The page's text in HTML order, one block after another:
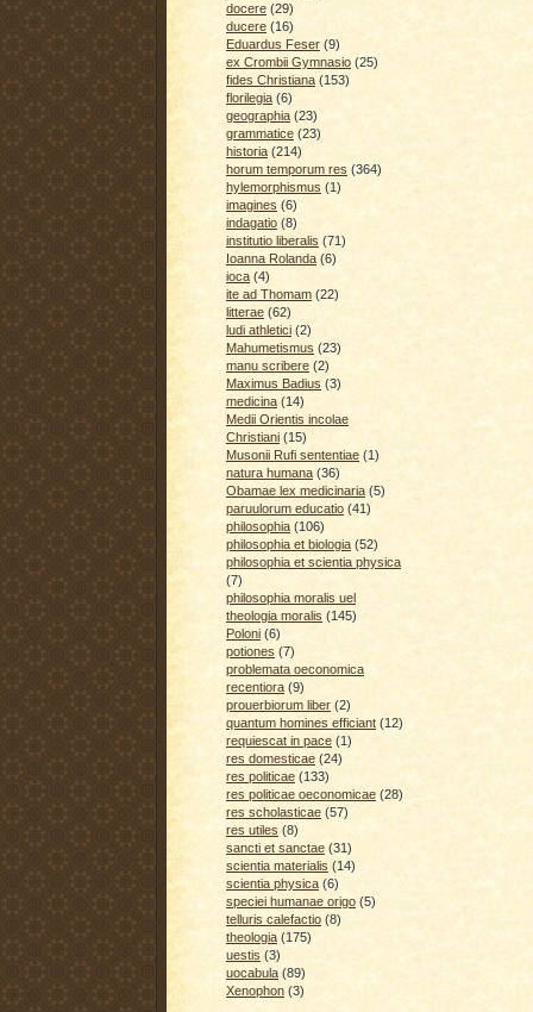
docere (29)
ducere (16)
Eduardus Feser (9)
ex Crombii Gymnasio (25)
fides Christiana (153)
florilegia (6)
geographia (23)
grammatice (23)
historia (214)
horum temporum res (364)
hylemorphismus (1)
imagines (6)
indagatio (8)
institutio liberalis (71)
Ioanna Rolanda (6)
ioca (4)
ite ad Thomam (22)
litterae (62)
ludi athletici (2)
Mahumetismus (23)
manu scribere (2)
Maximus Badius (3)
medicina (14)
Medii Orientis incolae
Christiani (15)
Musonii Rufi sententiae (1)
natura humana (36)
Obamae lex medicinaria (5)
paruulorum educatio (41)
philosophia (106)
philosophia et biologia (52)
philosophia et scientia physica
(7)
philosophia moralis uel
theologia moralis (145)
Poloni (6)
potiones (7)
problemata oeconomica
recentiora (9)
prouerbiorum liber (2)
quantum homines efficiant (12)
requiescat in pace (1)
res domesticae (24)
res politicae (133)
res politicae oeconomicae (28)
res scholasticae (57)
res utiles (8)
sancti et sanctae (31)
scientia materialis (14)
scientia physica (6)
speciei humanae origo (5)
telluris calefactio (8)
theologia (175)
uestis (3)
uocabula (89)
Xenophon (3)